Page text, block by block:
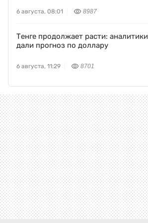
6 августа, 08:01 8987
Тенге продолжает расти: аналитики
дали прогноз по доллару
6 августа, 11:29 8701